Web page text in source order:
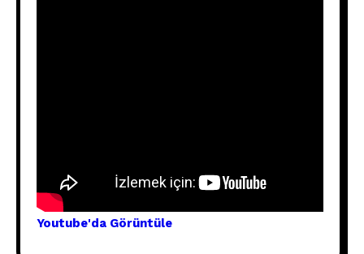
Youtube'da Görüntüle